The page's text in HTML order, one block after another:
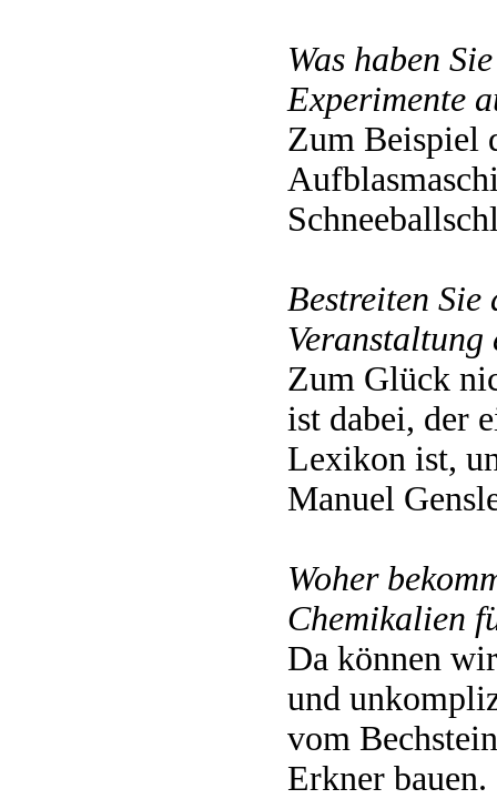
Was haben
Experimente
Zum Beispiel
Bestreiten Sie
Zum Glück
ist dabei, der
Lexikon ist,
Manuel
Woher
Chemikalien
Da können
und
vom
Erkner bauen.